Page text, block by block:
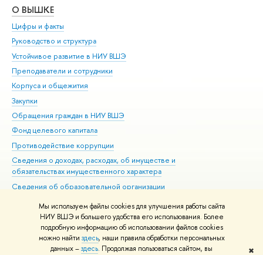
Мы используем файлы cookies для улучшения работы сайта
НИУ ВШЭ и большего удобства его использования. Более
подробную информацию об использовании файлов cookies
можно найти здесь, наши правила обработки персональных
данных –здесь. Продолжая пользоваться сайтом, вы
✖
О ВЫШКЕ
Цифры и факты
Руководство и структура
Устойчивое развитие в НИУ ВШЭ
Преподаватели и сотрудники
Корпуса и общежития
Закупки
Обращения граждан в НИУ ВШЭ
Фонд целевого капитала
Противодействие коррупции
Сведения о доходах, расходах, об имуществе и
обязательствах имущественного характера
Сведения об образовательной организации
Людям с ограниченными возможностями здоровья
Единая платежная страница
Работа в Вышке